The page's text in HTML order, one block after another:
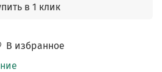
В избранное
в 1 клик